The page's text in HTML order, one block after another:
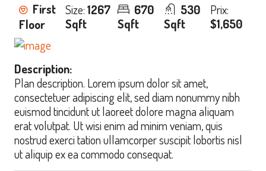
First
Floor
Size:1267
Sqft
670
Sqft
530
Sqft
Prix:
$1,650
Description:
Plan description. Lorem ipsum dolor sit amet,
consectetuer adipiscing elit, sed diam nonummy nibh
euismod tincidunt ut laoreet dolore magna aliquam
erat volutpat. Ut wisi enim ad minim veniam, quis
nostrud exerci tation ullamcorper suscipit lobortis nisl
ut aliquip ex ea commodo consequat.